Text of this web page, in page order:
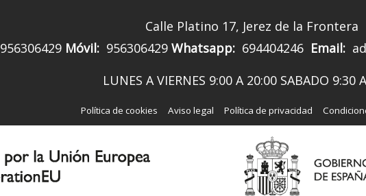
Calle Platino 17, Jerez de la Frontera
956306429 Móvil: 956306429 Whatsapp: 694404246 Email:
LUNES A VIERNES 9:00 A 20:00 SABADO 9:30
Política de cookies Aviso legal Política de privacidad